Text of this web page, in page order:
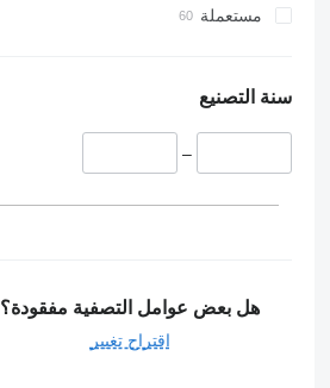
مستعملة
سنة التصنيع
–
هل بعض عوامل التصفية مفقودة؟
اقتراح تغيير